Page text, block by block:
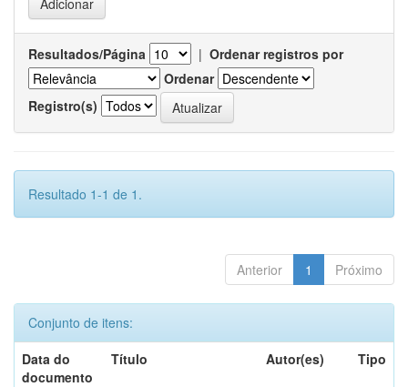
Resultados/Página | Ordenar registros por
Ordenar
Registro(s)
Resultado 1-1 de 1.
Anterior 1 Próximo
Conjunto de itens:
Data do
documento
Título Autor(es) Tipo